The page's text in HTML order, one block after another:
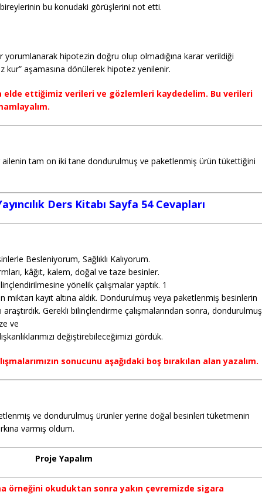
bu konudaki görüşlerini not etti.
hipotezin doğru olup olmadığına karar verildiği
kur” aşamasına dönülerek hipotez yenilenir.
elde ettiğimiz verileri ve gözlemleri kaydedelim. Bu verileri
ailenin tam on iki tane dondurulmuş ve paketlenmiş ürün tükettiğini
Ders Kitabı Sayfa 54 Cevapları
Besleniyorum, Sağlıklı Kalıyorum.
kâğıt, kalem, doğal ve taze besinler.
yönelik çalışmalar yaptık. 1
kayıt altına aldık. Dondurulmuş veya paketlenmiş besinlerin
Gerekli bilinçlendirme çalışmalarından sonra, dondurulmuş
ve
değiştirebileceğimizi gördük.
sonucunu aşağıdaki boş bırakılan alan yazalım.
ve dondurulmuş ürünler yerine doğal besinleri tüketmenin
varmış oldum.
Proje Yapalım
örneğini okuduktan sonra yakın çevremizde sigara